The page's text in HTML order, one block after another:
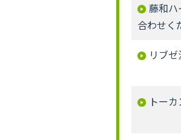
藤和
合わせく
リブ
トー